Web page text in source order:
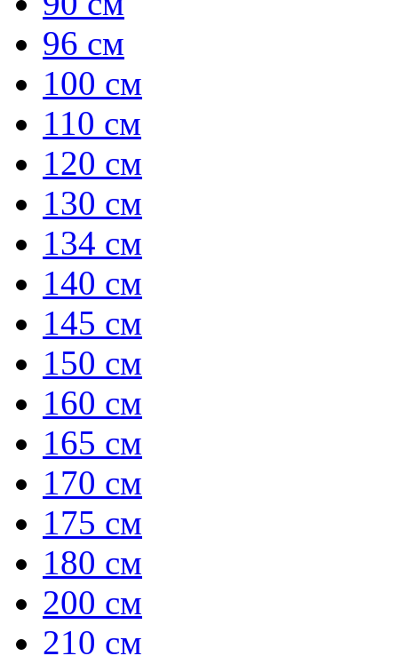
96 см
100 см
110 см
120 см
130 см
134 см
140 см
145 см
150 см
160 см
165 см
170 см
175 см
180 см
200 см
210 см